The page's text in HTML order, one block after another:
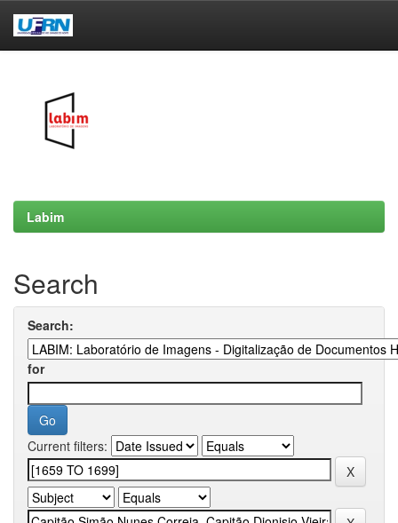
Labim
Search
Search:
for
Current filters: